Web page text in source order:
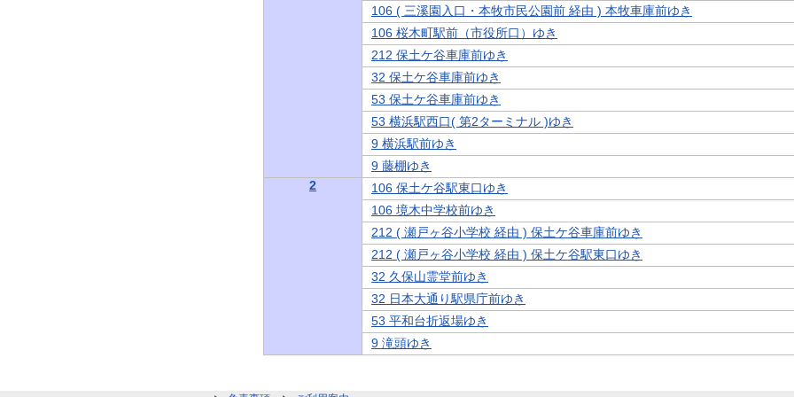
106 ( 三溪園入口・本牧市民公園前 経由 ) 本牧車庫前ゆき
106 桜木町駅前（市役所口）ゆき
212 保土ケ谷車庫前ゆき
32 保土ケ谷車庫前ゆき
53 保土ケ谷車庫前ゆき
53 横浜駅西口( 第2ターミナル )ゆき
9 横浜駅前ゆき
9 藤棚ゆき
2
106 保土ケ谷駅東口ゆき
106 境木中学校前ゆき
212 ( 瀬戸ヶ谷小学校 経由 ) 保土ケ谷車庫前ゆき
212 ( 瀬戸ヶ谷小学校 経由 ) 保土ケ谷駅東口ゆき
32 久保山霊堂前ゆき
32 日本大通り駅県庁前ゆき
53 平和台折返場ゆき
9 滝頭ゆき